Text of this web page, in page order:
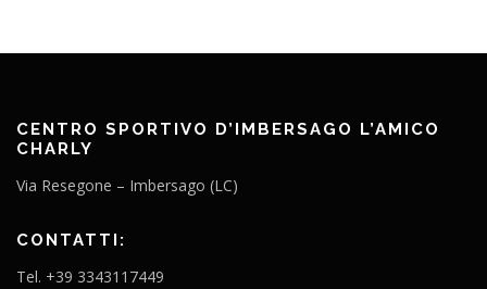
CENTRO SPORTIVO D’IMBERSAGO L’AMICO
CHARLY
Via Resegone – Imbersago (LC)
CONTATTI:
Tel. +39 3343117449